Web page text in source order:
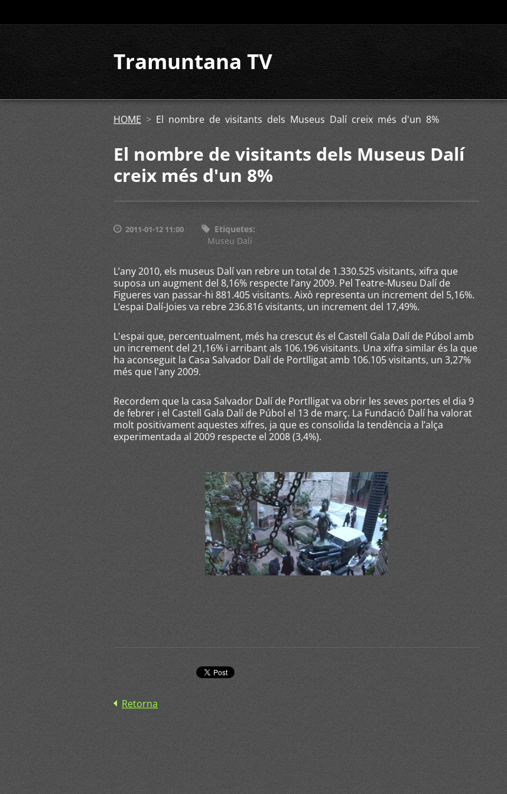
Tramuntana TV
HOME > El nombre de visitants dels Museus Dalí creix més d'un 8%
El nombre de visitants dels Museus Dalí
creix més d'un 8%
2011-01-12 11:00 Etiquetes:
Museu Dalí
L’any 2010, els museus Dalí van rebre un total de 1.330.525 visitants, xifra que
suposa un augment del 8,16% respecte l’any 2009. Pel Teatre-Museu Dalí de
Figueres van passar-hi 881.405 visitants. Això representa un increment del 5,16%.
L’espai Dalí-Joies va rebre 236.816 visitants, un increment del 17,49%.
L'espai que, percentualment, més ha crescut és el Castell Gala Dalí de Púbol amb
un increment del 21,16% i arribant als 106.196 visitants. Una xifra similar és la que
ha aconseguit la Casa Salvador Dalí de Portlligat amb 106.105 visitants, un 3,27%
més que l'any 2009.
Recordem que la casa Salvador Dalí de Portlligat va obrir les seves portes el dia 9
de febrer i el Castell Gala Dalí de Púbol el 13 de març. La Fundació Dalí ha valorat
molt positivament aquestes xifres, ja que es consolida la tendència a l’alça
experimentada al 2009 respecte el 2008 (3,4%).
Retorna